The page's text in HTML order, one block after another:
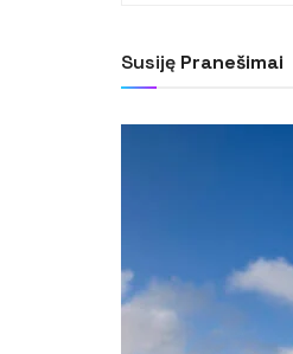
Susiję Pranešimai